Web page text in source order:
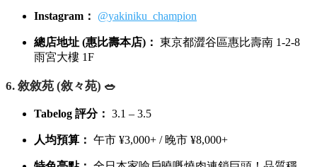
Instagram： @yakiniku_champion
總店地址 (惠比壽本店)： 東京都澀谷區惠比壽南 1-2-8
雨宮大樓 1F
6. 敘敘苑 (敘々苑) 🥗
Tabelog 評分： 3.1 – 3.5
人均預算： 午市 ¥3,000+ / 晚市 ¥8,000+